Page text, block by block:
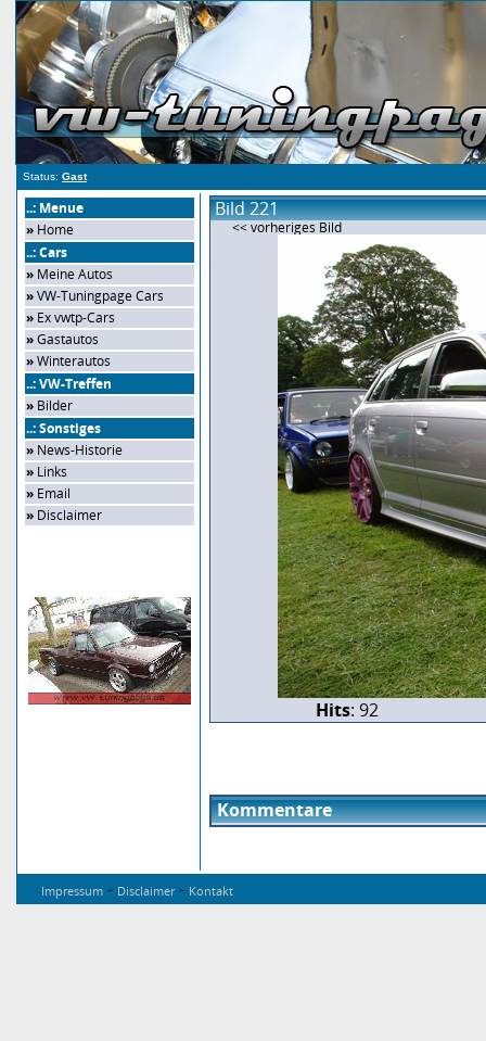
Status: Gast
..: Menue
» Home
..: Cars
» Meine Autos
»VW-Tuningpage Cars
» Ex vwtp-Cars
»Gastautos
»Winterautos
..: VW-Treffen
» Bilder
..: Sonstiges
» News-Historie
» Links
» Email
» Disclaimer
Bild 221
<< vorheriges Bild
Hits: 92
Kommentare
Impressum - Disclaimer- Kontakt